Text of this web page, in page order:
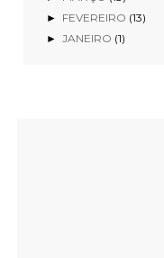
► FEVEREIRO (13)
► JANEIRO (1)